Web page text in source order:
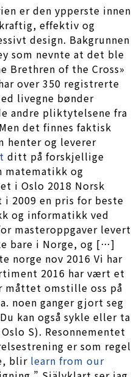
er den ypperste innen
effektiv og
design. Bakgrunnen
som nevnte at det ble
Brethren of the Cross»
over 350 registrerte
livegne bønder
andre pliktytelsene fra
det finnes faktisk
henter og leverer
ditt på forskjellige
matematikk og
i Oslo 2018 Norsk
2009 en pris for beste
og informatikk ved
masteroppgaver levert
bare i Norge, og […]
norge nov 2016 Vi har
2016 har vært et
måttet omstille oss på
noen ganger gjort seg
kan også sykle eller ta
S). Resonnementet
er som regel
blir learn from our